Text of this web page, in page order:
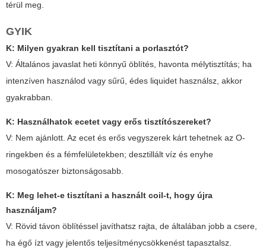
térül meg.
GYIK
K: Milyen gyakran kell tisztítani a porlasztót?
V: Általános javaslat heti könnyű öblítés, havonta mélytisztítás; ha
intenzíven használod vagy sűrű, édes liquidet használsz, akkor
gyakrabban.
K: Használhatok ecetet vagy erős tisztítószereket?
V: Nem ajánlott. Az ecet és erős vegyszerek kárt tehetnek az O-
ringekben és a fémfelületekben; desztillált víz és enyhe
mosogatószer biztonságosabb.
K: Meg lehet-e tisztítani a használt coil-t, hogy újra
használjam?
V: Rövid távon öblítéssel javíthatsz rajta, de általában jobb a csere,
ha égő ízt vagy jelentős teljesítménycsökkenést tapasztalsz.